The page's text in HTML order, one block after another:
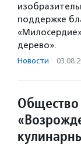
поддержке
дерево».
Новости ·
Общество